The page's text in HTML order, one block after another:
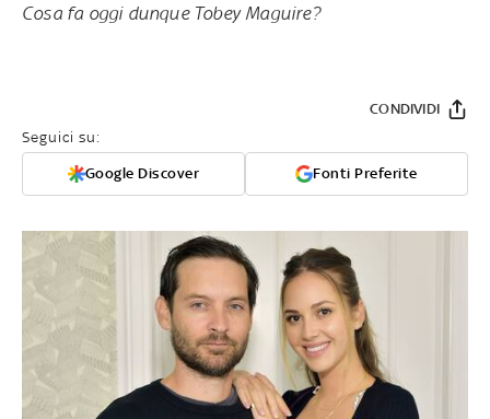
Cosa fa oggi dunque Tobey Maguire?
Seguici su:
Google Discover Fonti Preferite
CONDIVIDI